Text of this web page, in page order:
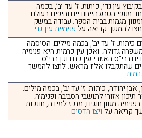
עין גדי, כיתות: ז’ עד יב’, בכמה
מנופי הטבע הייחודיים והיפים בעולם.
מגמות בבית הספר. עבודה במשק
להמשך קריאה על פנימיית עין גדי
כיתות: ז’ עד יב’, בכמה מילים: הסיסמה
גדולה. ואכן עין כרמית היא פנימיה
בבי”ס האזורי עין כרם וכן בבי”ס
שהתקבלו אליו מראש. לחצו להמשך
אבן יהודה, כיתות: ז’ עד יב’, בכמה מילים:
אזורי לתושבי הסביבה ופנימיה.
מגוון חוגים, מרכז למידה, חונכות
קריאה עלויצו הדסים